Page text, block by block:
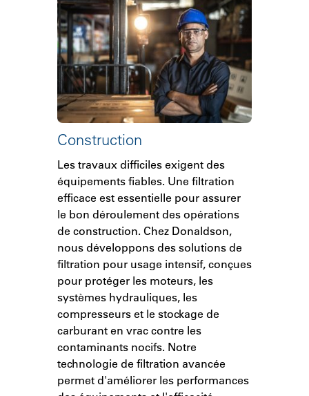
Construction
Les travaux difficiles exigent des
équipements fiables. Une filtration
efficace est essentielle pour assurer
le bon déroulement des opérations
de construction. Chez Donaldson,
nous développons des solutions de
filtration pour usage intensif, conçues
pour protéger les moteurs, les
systèmes hydrauliques, les
compresseurs et le stockage de
carburant en vrac contre les
contaminants nocifs. Notre
technologie de filtration avancée
permet d'améliorer les performances